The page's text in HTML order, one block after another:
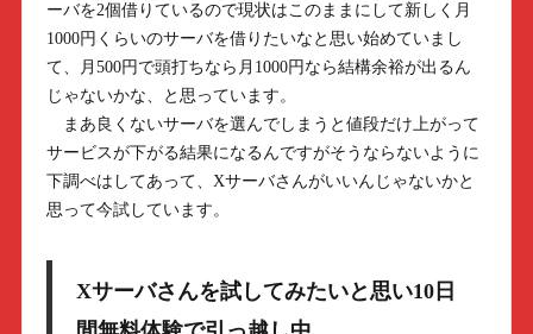
ーバを2個借りているので現状はこのままにして新しく月
1000円くらいのサーバを借りたいなと思い始めていまし
て、月500円で頭打ちなら月1000円なら結構余裕が出るん
じゃないかな、と思っています。
まあ良くないサーバを選んでしまうと値段だけ上がって
サービスが下がる結果になるんですがそうならないように
下調べはしてあって、Xサーバさんがいいんじゃないかと
思って今試しています。
Xサーバさんを試してみたいと思い10日